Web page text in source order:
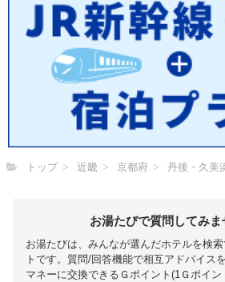
トップ 近畿 京都府 丹後・久美
お湯たびで質問してみま
お湯たびは、みんなが選んだホテルを検
トです。質問/回答機能で相互アドバイス
マネーに交換できるＧポイント(1Ｇポイ